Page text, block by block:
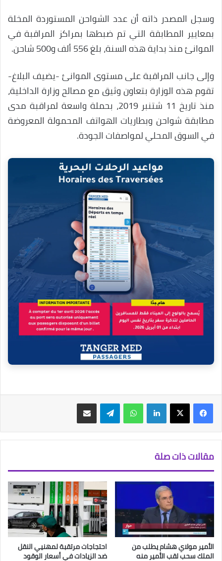
وسجل المصدر ذاته أن عدد الشواحن المستوردة المخلة
بمعايير المطابقة التي تم ضبطها بمراكز المراقبة في
الموانئ منذ بداية هذه السنة، بلغ 556 ألف و500 شاحن.
وإلى جانب المراقبة على مستوى الموانئ -يضيف البلاغ-
تقوم هذه الوزارة بتعاون وثيق مع مصالح وزارة الداخلية،
منذ تاريخ 11 شتنبر 2019، بحملة واسعة لمراقبة مدى
مطابقة شواحن وبطاريات الهواتف المحمولة المعروضة
في السوق المحلي لمواصفات الجودة.
فيسبوك‫X لينكدإن واتساب تيلقرام مشاركة عبر البريد
مقالات ذات صلة
الأمير مولاي هشام يطلب من
الملك سحب لقب الأمير منه
احتجاجات مرتقبة لمهنيي النقل
ضد الزيادات في أسعار الوقود